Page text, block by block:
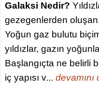
Galaksi Nedir?
gezegenlerden oluşan,
Yoğun gaz bulutu
yıldızlar, gazın
Başlangıçta ne belirli
iç yapısı v... devamını